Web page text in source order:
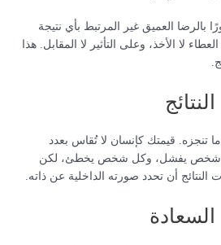
بالرضا العميق غير المرتبط بأي نتيجة
لا الأخذ، وعلى التأثير لا المقابل. هذا
تنجزه. قيمتك كإنسان لا تُقاس بعدد
كل شخص يفشل، وكل شخص يخطئ، لكن
النتائج أن تحدد صورته الداخلية عن ذاته.
السعادة